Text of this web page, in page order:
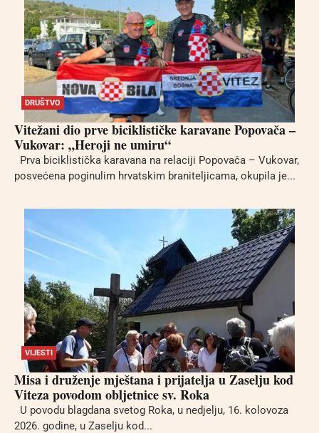
DRUŠTVO
Vitežani dio prve biciklističke karavane Popovača –
Vukovar: „Heroji ne umiru“
Prva biciklistička karavana na relaciji Popovača – Vukovar,
posvećena poginulim hrvatskim braniteljicama, okupila je...
VIJESTI
Misa i druženje mještana i prijatelja u Zaselju kod
Viteza povodom obljetnice sv. Roka
U povodu blagdana svetog Roka, u nedjelju, 16. kolovoza
2026. godine, u Zaselju kod...